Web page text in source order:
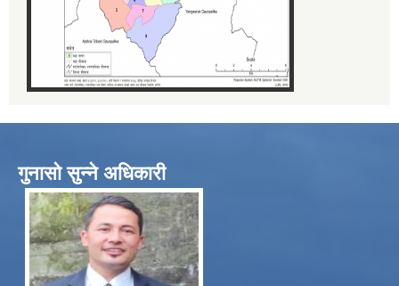
गुनासो सुन्ने अधिकारी